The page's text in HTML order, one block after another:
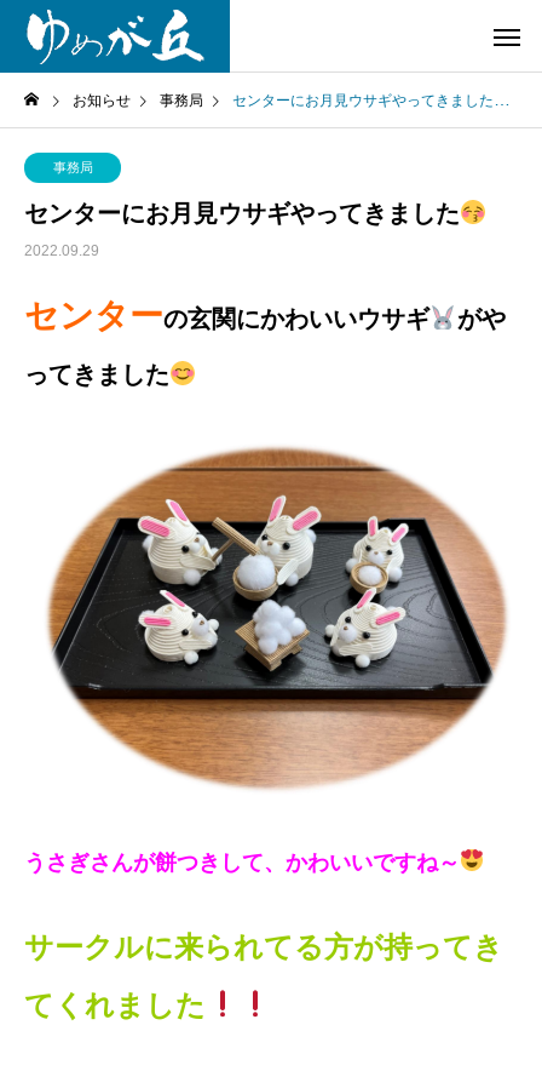
お知らせ 事務局 センターにお月見ウサギやってきました
事務局
センターにお月見ウサギやってきました
2022.09.29
センターの玄関にかわいいウサギ がや
ってきました
うさぎさんが餅つきして、かわいいですね～
サークルに来られてる方が持ってき
てくれました